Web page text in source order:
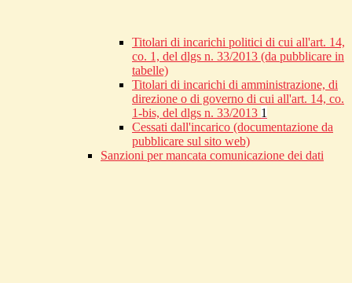
Titolari di incarichi politici di cui all'art. 14,
co. 1, del dlgs n. 33/2013 (da pubblicare in
tabelle)
Titolari di incarichi di amministrazione, di
direzione o di governo di cui all'art. 14, co.
1-bis, del dlgs n. 33/2013 1
Cessati dall'incarico (documentazione da
pubblicare sul sito web)
Sanzioni per mancata comunicazione dei dati